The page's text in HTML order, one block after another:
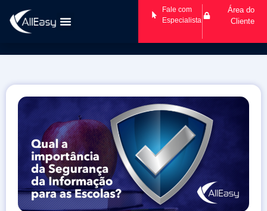
Fale com
Especialista
Área do
Cliente